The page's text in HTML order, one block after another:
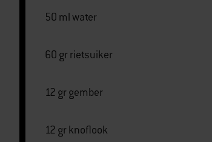
50 ml water
60 gr rietsuiker
12 gr gember
12 gr knoflook